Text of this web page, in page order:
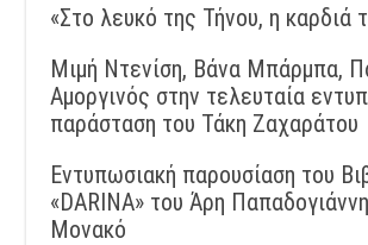
«Στο λευκό της Τήνου, η καρδιά
Μιμή Ντενίση, Βάνα Μπάρμπα,
Αμοργινός στην τελευταία
παράσταση του Τάκη Ζαχαράτου
Εντυπωσιακή παρουσίαση του
«DARINA» του Άρη
Μονακό